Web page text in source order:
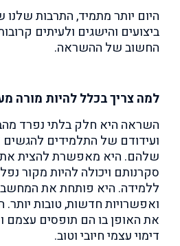
היום יותר מתמיד, התרבות
ביצועים והישגים ולעיתים
החשוב של ההשראה.
למה צריך בכלל להיות מורה
השראה היא חלק בלתי נפרד
ועידודם של התלמידים
שלהם. היא מאפשרת להצית את
סקרנותם ויכולה להיות מקור
ללמידה. היא פותחת את
ואפשרויות חדשות, טובות
את האופן בו הם תופסים עצמם
דימוי עצמי חיובי וטוב.